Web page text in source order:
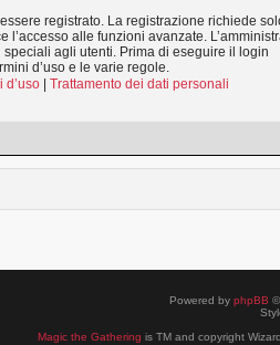
registrato. La registrazione richiede
l’accesso alle funzioni avanzate.
agli utenti. Prima di eseguire il login
d’uso e le varie regole.
d’uso |Trattamento dei dati personali
Powered by phpBB
Magic the Gathering is TM and copyright